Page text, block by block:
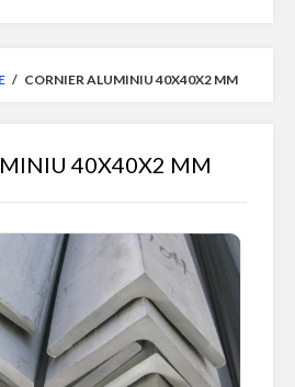
/ CORNIER ALUMINIU 40X40X2 MM
40X40X2 MM